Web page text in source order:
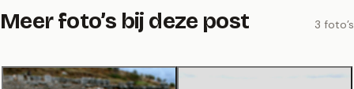
Meer foto’s bij deze post 3 foto’s